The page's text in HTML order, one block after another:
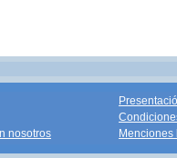
nosotros
Menciones